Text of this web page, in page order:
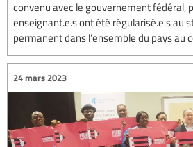
convenu avec le gouvernement fédéral,
enseignant.e.s ont été régularisé.e.s au
permanent dans l’ensemble du pays au
24 mars 2023